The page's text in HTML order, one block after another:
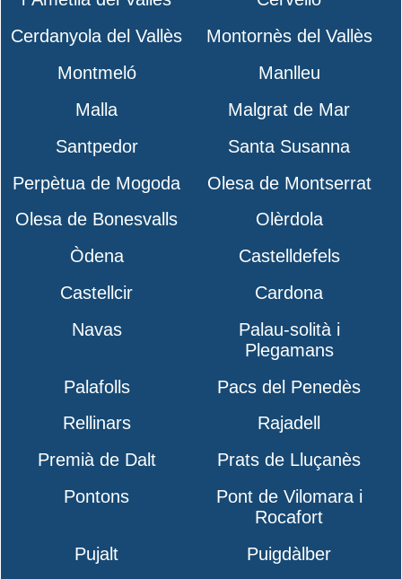
Cerdanyola del Vallès
Montornès del Vallès
Montmeló
Manlleu
Malla
Malgrat de Mar
Santpedor
Santa Susanna
Perpètua de Mogoda
Olesa de Montserrat
Olesa de Bonesvalls
Olèrdola
Òdena
Castelldefels
Castellcir
Cardona
Navas
Palau-solità i
Plegamans
Palafolls
Pacs del Penedès
Rellinars
Rajadell
Premià de Dalt
Prats de Lluçanès
Pontons
Pont de Vilomara i
Rocafort
Pujalt
Puigdàlber